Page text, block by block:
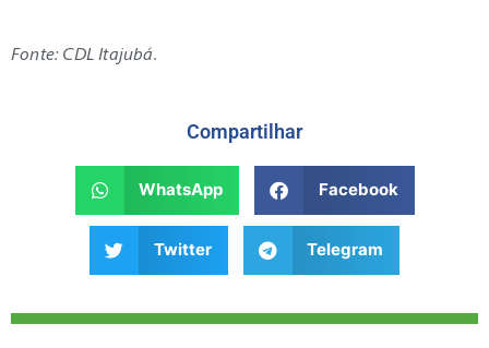
Fonte: CDL Itajubá.
Compartilhar
WhatsApp Facebook
Twitter Telegram